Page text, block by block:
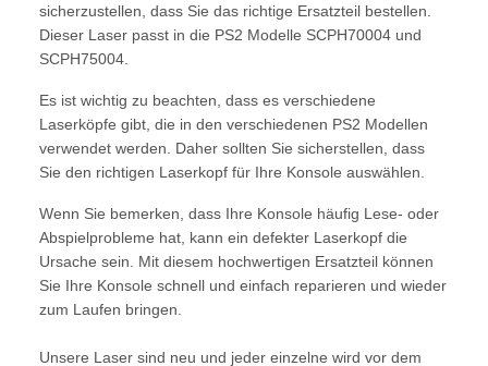
sicherzustellen, dass Sie das richtige Ersatzteil bestellen.
Dieser Laser passt in die PS2 Modelle SCPH70004 und
SCPH75004.
Es ist wichtig zu beachten, dass es verschiedene
Laserköpfe gibt, die in den verschiedenen PS2 Modellen
verwendet werden. Daher sollten Sie sicherstellen, dass
Sie den richtigen Laserkopf für Ihre Konsole auswählen.
Wenn Sie bemerken, dass Ihre Konsole häufig Lese- oder
Abspielprobleme hat, kann ein defekter Laserkopf die
Ursache sein. Mit diesem hochwertigen Ersatzteil können
Sie Ihre Konsole schnell und einfach reparieren und wieder
zum Laufen bringen.
Unsere Laser sind neu und jeder einzelne wird vor dem